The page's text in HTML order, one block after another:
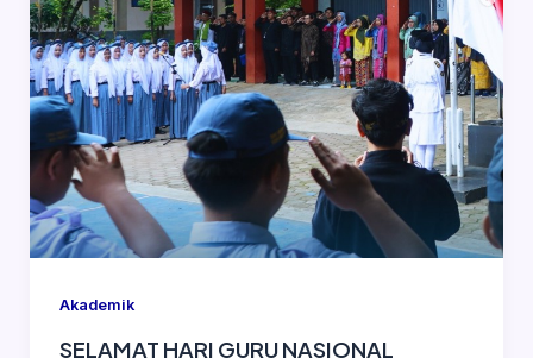
Akademik
SELAMAT HARI GURU NASIONAL